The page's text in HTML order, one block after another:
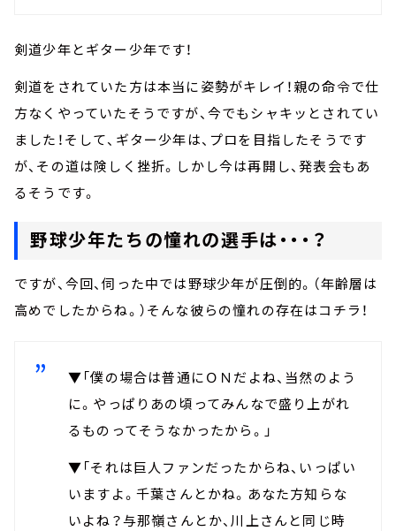
剣道少年とギター少年です！
剣道をされていた方は本当に姿勢がキレイ！親の命令で仕
方なくやっていたそうですが、今でもシャキッとされてい
ました！そして、ギター少年は、プロを目指したそうです
が、その道は険しく挫折。しかし今は再開し、発表会もあ
るそうです。
野球少年たちの憧れの選手は・・・？
ですが、今回、伺った中では野球少年が圧倒的。（年齢層は
高めでしたからね。）そんな彼らの憧れの存在はコチラ！
▼「僕の場合は普通にＯＮだよね、当然のよう
に。やっぱりあの頃ってみんなで盛り上がれ
るものってそうなかったから。」
▼「それは巨人ファンだったからね、いっぱい
いますよ。千葉さんとかね。あなた方知らな
いよね？与那嶺さんとか、川上さんと同じ時